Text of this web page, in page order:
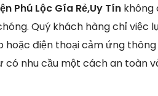
Phú Lộc Gía Rẻ,Uy Tín không
Quý khách hàng chỉ việc
điện thoại cảm ứng
nhu cầu một cách an toàn